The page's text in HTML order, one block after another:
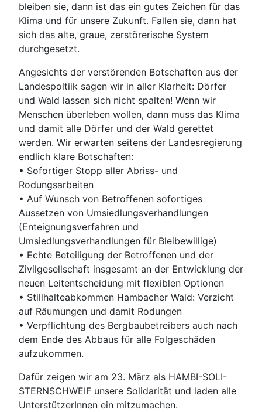
bleiben sie, dann ist das ein gutes Zeichen für das
Klima und für unsere Zukunft. Fallen sie, dann hat
sich das alte, graue, zerstörerische System
durchgesetzt.
Angesichts der verstörenden Botschaften aus der
Landespoltiik sagen wir in aller Klarheit: Dörfer
und Wald lassen sich nicht spalten! Wenn wir
Menschen überleben wollen, dann muss das Klima
und damit alle Dörfer und der Wald gerettet
werden. Wir erwarten seitens der Landesregierung
endlich klare Botschaften:
• Sofortiger Stopp aller Abriss- und
Rodungsarbeiten
• Auf Wunsch von Betroffenen sofortiges
Aussetzen von Umsiedlungsverhandlungen
(Enteignungsverfahren und
Umsiedlungsverhandlungen für Bleibewillige)
• Echte Beteiligung der Betroffenen und der
Zivilgesellschaft insgesamt an der Entwicklung der
neuen Leitentscheidung mit flexiblen Optionen
• Stillhalteabkommen Hambacher Wald: Verzicht
auf Räumungen und damit Rodungen
• Verpflichtung des Bergbaubetreibers auch nach
dem Ende des Abbaus für alle Folgeschäden
aufzukommen.
Dafür zeigen wir am 23. März als HAMBI-SOLI-
STERNSCHWEIF unsere Solidarität und laden alle
UnterstützerInnen ein mitzumachen.